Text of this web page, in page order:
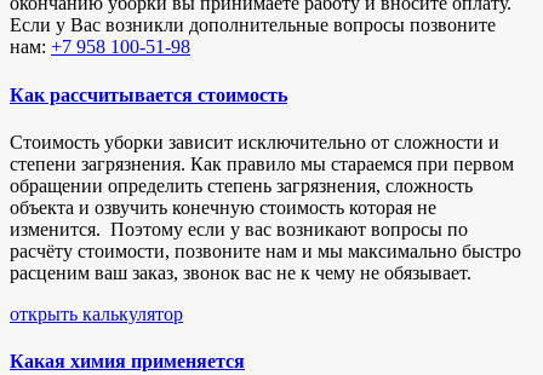
Если у Вас возникли дополнительные вопросы позвоните
нам: +7 958 100-51-98
Как рассчитывается стоимость
Стоимость уборки зависит исключительно от сложности и
степени загрязнения. Как правило мы стараемся при первом
обращении определить степень загрязнения, сложность
объекта и озвучить конечную стоимость которая не
изменится. Поэтому если у вас возникают вопросы по
расчёту стоимости, позвоните нам и мы максимально быстро
расценим ваш заказ, звонок вас не к чему не обязывает.
открыть калькулятор
Какая химия применяется